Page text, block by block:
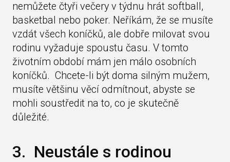
nemůžete čtyři večery v týdnu hrát softball,
basketbal nebo poker. Neříkám, že se musíte
vzdát všech koníčků, ale dobře milovat svou
rodinu vyžaduje spoustu času. V tomto
životním období mám jen málo osobních
koníčků. Chcete-li být doma silným mužem,
musíte většinu věcí odmítnout, abyste se
mohli soustředit na to, co je skutečně
důležité.
3. Neustále s rodinou